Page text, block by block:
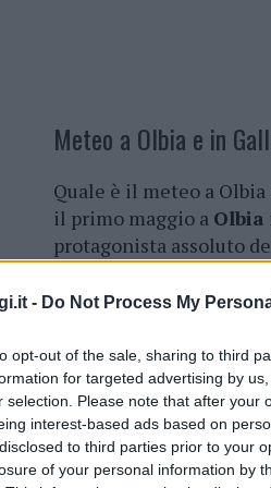
- Do Not Process My
opt-out of the sale, sharing to third
for targeted advertising by
selection. Please note that after your
interest-based ads based on
to third parties prior to your
of your personal information by
Meteo a Olbia e in
Quale è il meteo a
il primo maggio a Olbia
protagonista assoluto
possibilità di pioggia,
19°Ce una minima che
durante la notte.
Il vento soffierà da
un indice UV